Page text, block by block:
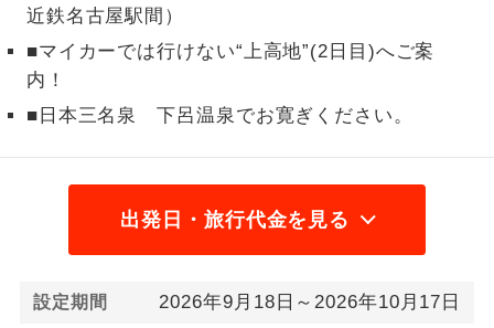
近鉄名古屋駅間）
■マイカーでは行けない“上高地”(2日目)へご案
内！
■日本三名泉 下呂温泉でお寛ぎください。
出発日・旅行代金を見る
設定期間 2026年9月18日～2026年10月17日
お部屋食
だけます。
トラベルイヤ
ホン
周りの音を気にせず、ガイドさんの説明
1名様催行
1名様から出発可能な個人型プランで
す。
2名様から出発可能な個人型プランで